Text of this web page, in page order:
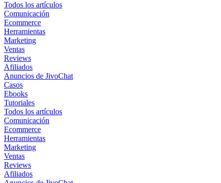
Todos los artículos
Comunicación
Ecommerce
Herramientas
Marketing
Ventas
Reviews
Afiliados
Anuncios de JivoChat
Casos
Ebooks
Tutoriales
Todos los artículos
Comunicación
Ecommerce
Herramientas
Marketing
Ventas
Reviews
Afiliados